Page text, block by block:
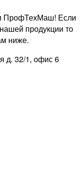
ПрофТехМаш! Если
продукции то
ниже.
д. 32/1, офис 6